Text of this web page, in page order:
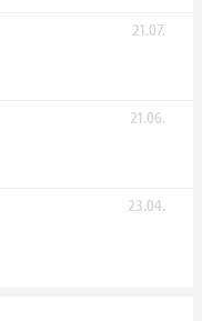
21.07.
21.06.
23.04.